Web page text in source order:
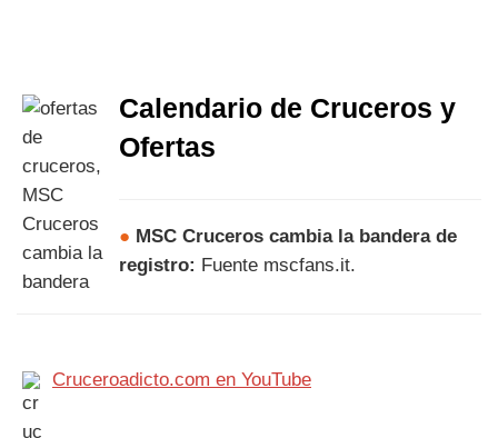
Calendario de Cruceros y
Ofertas
● MSC Cruceros cambia la bandera de
registro: Fuente mscfans.it.
Cruceroadicto.com en YouTube